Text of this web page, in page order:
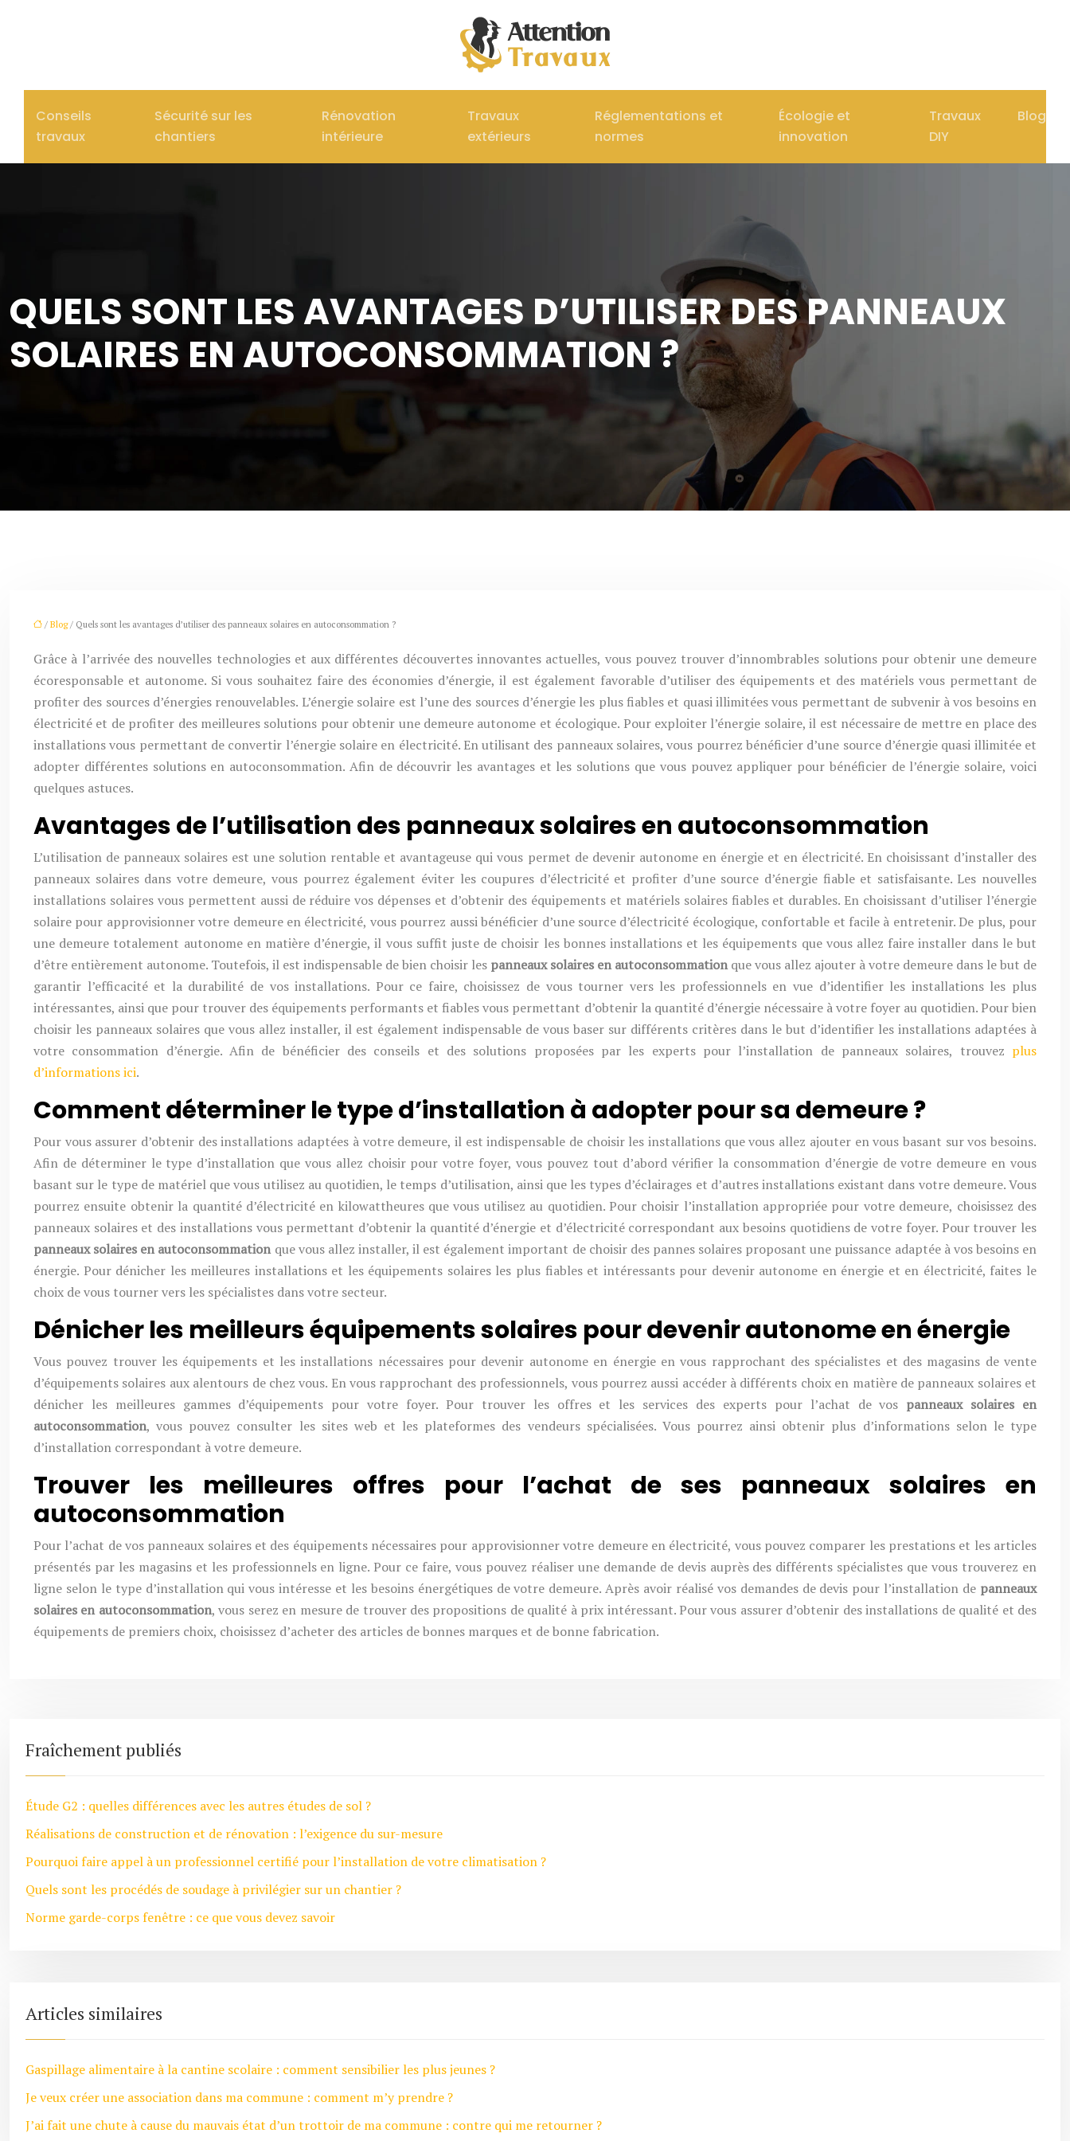
Conseils
travaux
Sécurité sur les
chantiers
Rénovation
intérieure
Travaux
extérieurs
Réglementations et
normes
Écologie et
innovation
Travaux
DIY
Blog
QUELS SONT LES AVANTAGES D’UTILISER DES PANNEAUX
SOLAIRES EN AUTOCONSOMMATION ?
/ Blog/ Quels sont les avantages d’utiliser des panneaux solaires en autoconsommation ?
Grâce à l’arrivée des nouvelles technologies et aux différentes découvertes innovantes actuelles, vous pouvez trouver d’innombrables solutions pour obtenir une demeure
écoresponsable et autonome. Si vous souhaitez faire des économies d’énergie, il est également favorable d’utiliser des équipements et des matériels vous permettant de
profiter des sources d’énergies renouvelables. L’énergie solaire est l’une des sources d’énergie les plus fiables et quasi illimitées vous permettant de subvenir à vos besoins en
électricité et de profiter des meilleures solutions pour obtenir une demeure autonome et écologique. Pour exploiter l’énergie solaire, il est nécessaire de mettre en place des
installations vous permettant de convertir l’énergie solaire en électricité. En utilisant des panneaux solaires, vous pourrez bénéficier d’une source d’énergie quasi illimitée et
adopter différentes solutions en autoconsommation. Afin de découvrir les avantages et les solutions que vous pouvez appliquer pour bénéficier de l’énergie solaire, voici
quelques astuces.
Avantages de l’utilisation des panneaux solaires en autoconsommation
L’utilisation de panneaux solaires est une solution rentable et avantageuse qui vous permet de devenir autonome en énergie et en électricité. En choisissant d’installer des
panneaux solaires dans votre demeure, vous pourrez également éviter les coupures d’électricité et profiter d’une source d’énergie fiable et satisfaisante. Les nouvelles
installations solaires vous permettent aussi de réduire vos dépenses et d’obtenir des équipements et matériels solaires fiables et durables. En choisissant d’utiliser l’énergie
solaire pour approvisionner votre demeure en électricité, vous pourrez aussi bénéficier d’une source d’électricité écologique, confortable et facile à entretenir. De plus, pour
une demeure totalement autonome en matière d’énergie, il vous suffit juste de choisir les bonnes installations et les équipements que vous allez faire installer dans le but
d’être entièrement autonome. Toutefois, il est indispensable de bien choisir les panneaux solaires en autoconsommationque vous allez ajouter à votre demeure dans le but de
garantir l’efficacité et la durabilité de vos installations. Pour ce faire, choisissez de vous tourner vers les professionnels en vue d’identifier les installations les plus
intéressantes, ainsi que pour trouver des équipements performants et fiables vous permettant d’obtenir la quantité d’énergie nécessaire à votre foyer au quotidien. Pour bien
choisir les panneaux solaires que vous allez installer, il est également indispensable de vous baser sur différents critères dans le but d’identifier les installations adaptées à
votre consommation d’énergie. Afin de bénéficier des conseils et des solutions proposées par les experts pour l’installation de panneaux solaires, trouvez plus
d’informations ici.
Comment déterminer le type d’installation à adopter pour sa demeure ?
Pour vous assurer d’obtenir des installations adaptées à votre demeure, il est indispensable de choisir les installations que vous allez ajouter en vous basant sur vos besoins.
Afin de déterminer le type d’installation que vous allez choisir pour votre foyer, vous pouvez tout d’abord vérifier la consommation d’énergie de votre demeure en vous
basant sur le type de matériel que vous utilisez au quotidien, le temps d’utilisation, ainsi que les types d’éclairages et d’autres installations existant dans votre demeure. Vous
pourrez ensuite obtenir la quantité d’électricité en kilowattheures que vous utilisez au quotidien. Pour choisir l’installation appropriée pour votre demeure, choisissez des
panneaux solaires et des installations vous permettant d’obtenir la quantité d’énergie et d’électricité correspondant aux besoins quotidiens de votre foyer. Pour trouver les
panneaux solaires en autoconsommation que vous allez installer, il est également important de choisir des pannes solaires proposant une puissance adaptée à vos besoins en
énergie. Pour dénicher les meilleures installations et les équipements solaires les plus fiables et intéressants pour devenir autonome en énergie et en électricité, faites le
choix de vous tourner vers les spécialistes dans votre secteur.
Dénicher les meilleurs équipements solaires pour devenir autonome en énergie
Vous pouvez trouver les équipements et les installations nécessaires pour devenir autonome en énergie en vous rapprochant des spécialistes et des magasins de vente
d’équipements solaires aux alentours de chez vous. En vous rapprochant des professionnels, vous pourrez aussi accéder à différents choix en matière de panneaux solaires et
dénicher les meilleures gammes d’équipements pour votre foyer. Pour trouver les offres et les services des experts pour l’achat de vos panneaux solaires en
autoconsommation, vous pouvez consulter les sites web et les plateformes des vendeurs spécialisées. Vous pourrez ainsi obtenir plus d’informations selon le type
d’installation correspondant à votre demeure.
Trouver les meilleures offres pour l’achat de ses panneaux solaires en
autoconsommation
Pour l’achat de vos panneaux solaires et des équipements nécessaires pour approvisionner votre demeure en électricité, vous pouvez comparer les prestations et les articles
présentés par les magasins et les professionnels en ligne. Pour ce faire, vous pouvez réaliser une demande de devis auprès des différents spécialistes que vous trouverez en
ligne selon le type d’installation qui vous intéresse et les besoins énergétiques de votre demeure. Après avoir réalisé vos demandes de devis pour l’installation de panneaux
solaires en autoconsommation, vous serez en mesure de trouver des propositions de qualité à prix intéressant. Pour vous assurer d’obtenir des installations de qualité et des
équipements de premiers choix, choisissez d’acheter des articles de bonnes marques et de bonne fabrication.
Fraîchement publiés
Étude G2 : quelles différences avec les autres études de sol ?
Réalisations de construction et de rénovation : l’exigence du sur-mesure
Pourquoi faire appel à un professionnel certifié pour l’installation de votre climatisation ?
Quels sont les procédés de soudage à privilégier sur un chantier ?
Norme garde-corps fenêtre : ce que vous devez savoir
Articles similaires
Gaspillage alimentaire à la cantine scolaire : comment sensibilier les plus jeunes ?
Je veux créer une association dans ma commune : comment m’y prendre ?
J’ai fait une chute à cause du mauvais état d’un trottoir de ma commune : contre qui me retourner ?